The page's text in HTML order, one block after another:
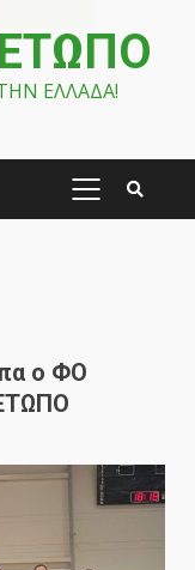
ΕΛΛΑΔΑ!
PRIMARY
ο ΦΟ